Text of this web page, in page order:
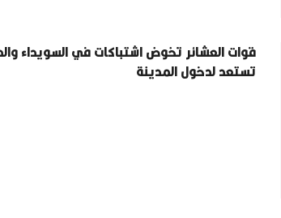
قوات العشائر تخوض اشتباكات في السويداء
تستعد لدخول المدينة